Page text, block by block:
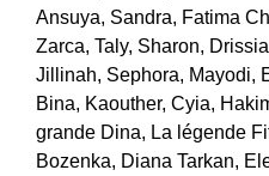
Ansuya, Sandra, Fatima
Zarca, Taly, Sharon,
Jillinah, Sephora, Mayodi,
Bina, Kaouther, Cyia,
grande Dina, La légende
Bozenka, Diana Tarkan,